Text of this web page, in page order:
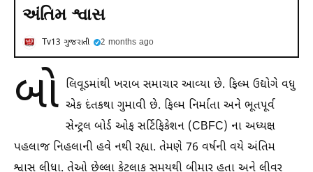
અંતિમ શ્વાસ
Tv13 ગુજરાતી 2 months ago
બો લિવૂડમાંથી ખરાબ સમાચાર આવ્યા છે. ફિલ્મ ઉદ્યોગે વધુ
એક દંતકથા ગુમાવી છે. ફિલ્મ નિર્માતા અને ભૂતપૂર્વ
સેન્ટ્રલ બોર્ડ ઓફ સર્ટિફિકેશન (CBFC) ના અધ્યક્ષ
પહલાજ નિહલાની હવે નથી રહ્યા. તેમણે 76 વર્ષની વયે અંતિમ